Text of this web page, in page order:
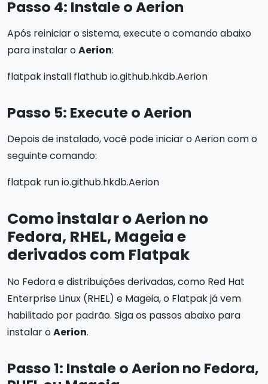
Passo 4: Instale o Aerion
Após reiniciar o sistema, execute o comando abaixo
para instalar oAerion:
flatpak install flathub io.github.hkdb.Aerion
Passo 5: Execute o Aerion
Depois de instalado, você pode iniciar o Aerion com o
seguinte comando:
flatpak run io.github.hkdb.Aerion
Como instalar o Aerion no
Fedora, RHEL, Mageia e
derivados com Flatpak
No Fedora e distribuições derivadas, como Red Hat
Enterprise Linux (RHEL) e Mageia, o Flatpak já vem
habilitado por padrão. Siga os passos abaixo para
instalar oAerion.
Passo 1: Instale o Aerion no Fedora,